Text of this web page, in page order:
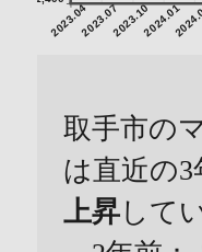
2023.042023.072023.102024.01
取手市の
は直近の3
上昇して